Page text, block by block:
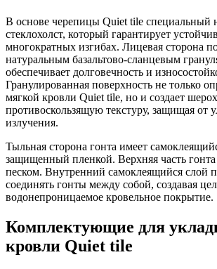
В основе черепицы Quiet tile специальный
стеклохолст, который гарантирует
многократных изгибах. Лицевая сторона
натуральным базальтово-сланцевым
обеспечивает долговечность и
Гранулированная поверхность не только
мягкой кровли Quiet tile, но и создает
противоскользящую текстуру, защищая от
излучения.
Тыльная сторона гонта имеет
защищенный пленкой. Верхняя часть
песком. Внутренний самоклеящийся слой
соединять гонты между собой, создавая
водонепроницаемое кровельное покрытие.
Комплектующие для
кровли Quiet tile